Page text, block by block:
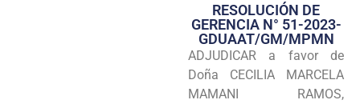
Transparencia
Seguridad
Programas
RESOLUCIÓN DE
GERENCIA N° 51-2023-
GDUAAT/GM/MPMN
ADJUDICAR a favor de
Doña CECILIA MARCELA
MAMANI RAMOS,